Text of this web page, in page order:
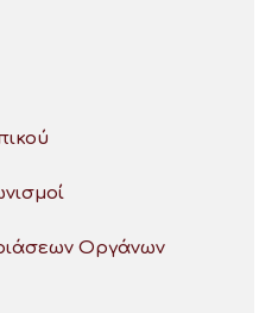
Οργάνων